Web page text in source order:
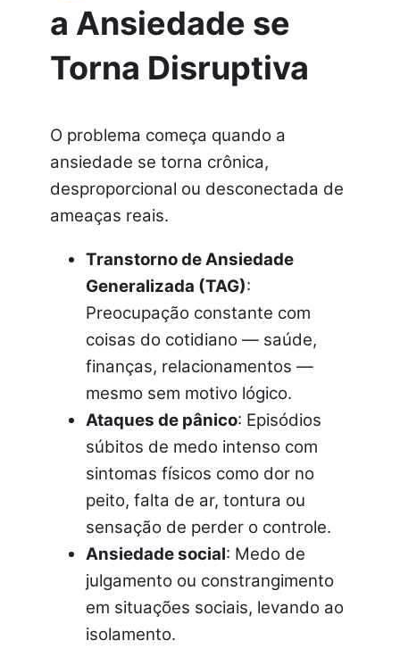
a Ansiedade se
Torna Disruptiva
O problema começa quando a
ansiedade se torna crônica,
desproporcional ou desconectada de
ameaças reais.
Transtorno de Ansiedade
Generalizada (TAG):
Preocupação constante com
coisas do cotidiano — saúde,
finanças, relacionamentos —
mesmo sem motivo lógico.
Ataques de pânico: Episódios
súbitos de medo intenso com
sintomas físicos como dor no
peito, falta de ar, tontura ou
sensação de perder o controle.
Ansiedade social: Medo de
julgamento ou constrangimento
em situações sociais, levando ao
isolamento.